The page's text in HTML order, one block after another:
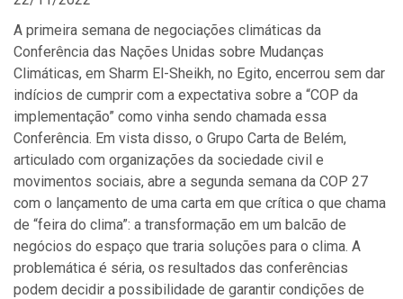
A primeira semana de negociações climáticas da
Conferência das Nações Unidas sobre Mudanças
Climáticas, em Sharm El-Sheikh, no Egito, encerrou sem dar
indícios de cumprir com a expectativa sobre a “COP da
implementação” como vinha sendo chamada essa
Conferência. Em vista disso, o Grupo Carta de Belém,
articulado com organizações da sociedade civil e
movimentos sociais, abre a segunda semana da COP 27
com o lançamento de uma carta em que crítica o que chama
de “feira do clima”: a transformação em um balcão de
negócios do espaço que traria soluções para o clima. A
problemática é séria, os resultados das conferências
podem decidir a possibilidade de garantir condições de